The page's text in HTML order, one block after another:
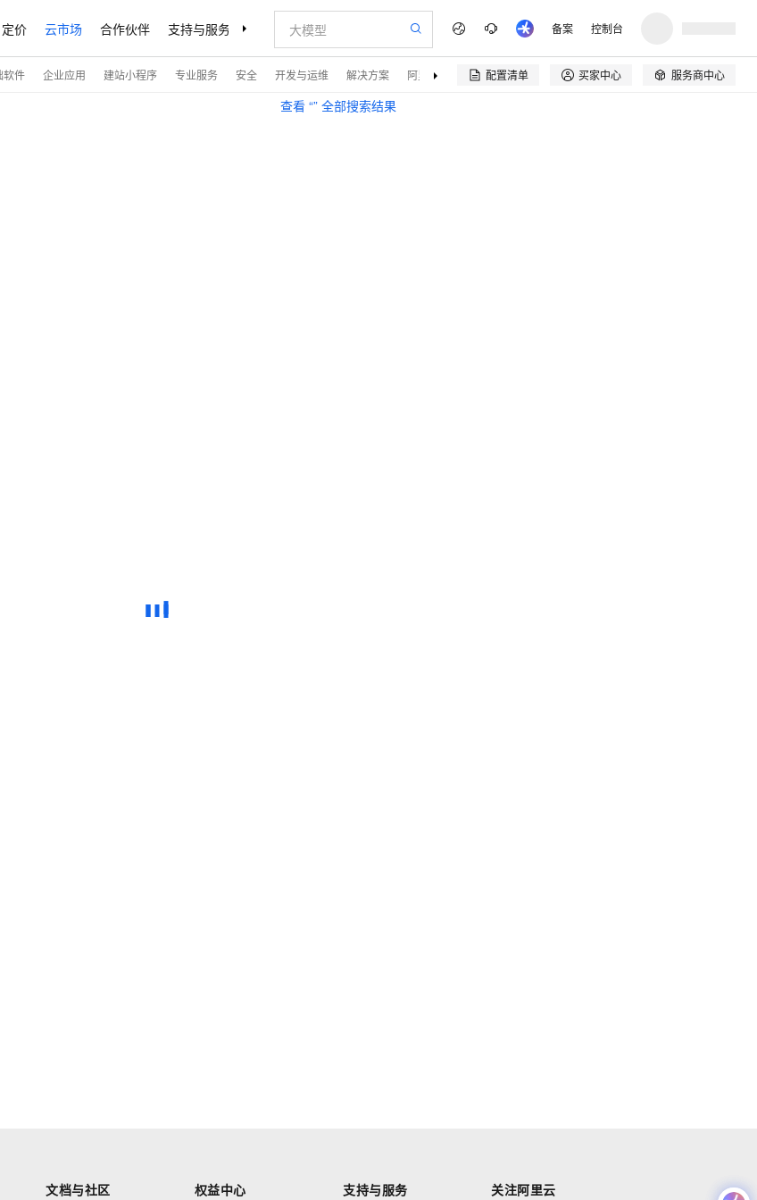
定价 云市场 合作伙伴 支持与服务 了解阿里云
查看 “” 全部搜索结果
备案 控制台
软件 企业应用 建站小程序 专业服务 安全 开发与运维 解决方案 阿里云精选 伙伴招募
配置清单  买家中心  服务商中心
文档与社区 权益中心 支持与服务 关注阿里云